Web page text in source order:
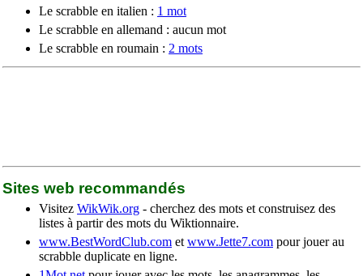
Le scrabble en italien : 1 mot
Le scrabble en allemand : aucun mot
Le scrabble en roumain : 2 mots
Sites web recommandés
Visitez WikWik.org - cherchez des mots et construisez des
listes à partir des mots du Wiktionnaire.
www.BestWordClub.com et www.Jette7.com pour jouer au
scrabble duplicate en ligne.